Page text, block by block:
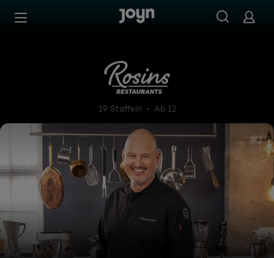
Zum Inhalt springen
Rosins Restaurants - Ein
19 Staffeln Ab 12